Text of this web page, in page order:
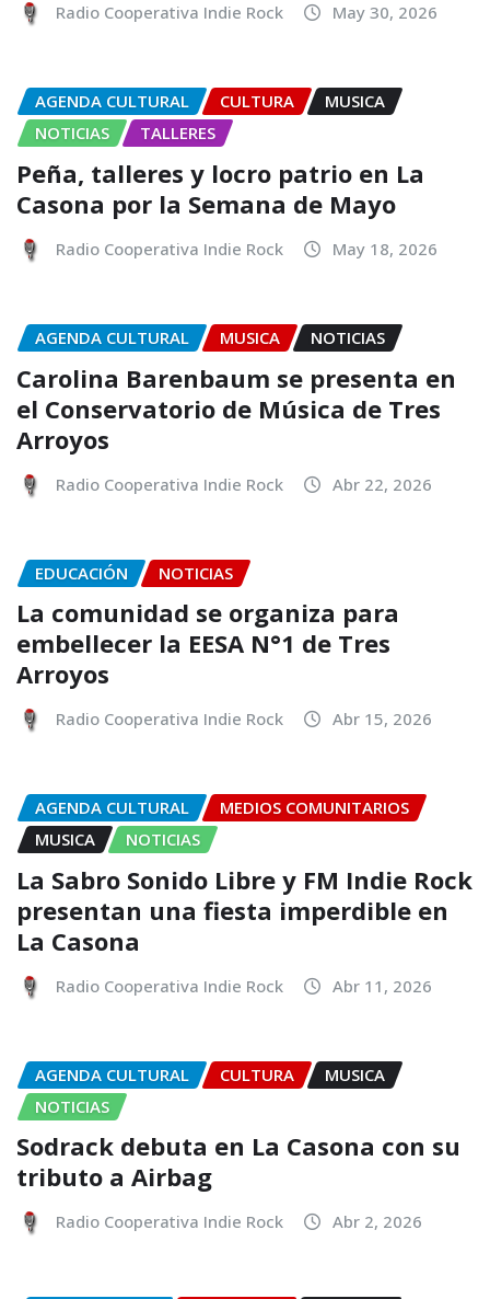
Radio Cooperativa Indie Rock May 30, 2026
AGENDA CULTURAL CULTURA
MUSICA
NOTICIAS
TALLERES
Peña, talleres y locro patrio en La
Casona por la Semana de Mayo
Radio Cooperativa Indie Rock May 18, 2026
AGENDA CULTURAL MUSICA NOTICIAS
Carolina Barenbaum se presenta en
el Conservatorio de Música de Tres
Arroyos
Radio Cooperativa Indie Rock Abr 22, 2026
EDUCACIÓN NOTICIAS
La comunidad se organiza para
embellecer la EESA N°1 de Tres
Arroyos
Radio Cooperativa Indie Rock Abr 15, 2026
AGENDA CULTURAL
MEDIOS COMUNITARIOS
MUSICA
NOTICIAS
La Sabro Sonido Libre y FM Indie Rock
presentan una fiesta imperdible en
La Casona
Radio Cooperativa Indie Rock Abr 11, 2026
AGENDA CULTURAL CULTURA
MUSICA
NOTICIAS
Sodrack debuta en La Casona con su
tributo a Airbag
Radio Cooperativa Indie Rock Abr 2, 2026